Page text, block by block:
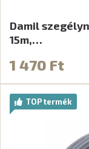
Damil
15m,…
1 470 Ft
TOP termék